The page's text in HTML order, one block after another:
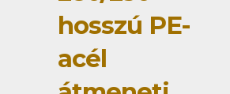
hosszú PE-
acél